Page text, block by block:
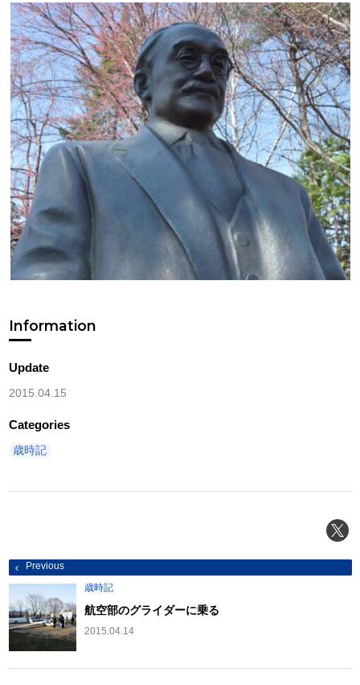
Information
Update
2015.04.15
Categories
歳時記
投
稿
ナ
ゲ
ー
シ
ョ
ン
Previous
歳時記
航空部のグライダーに乗る
2015.04.14